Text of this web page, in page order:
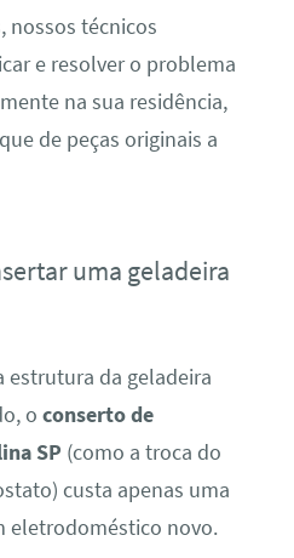
nossos técnicos
e resolver o problema
na sua residência,
de peças originais a
uma geladeira
estrutura da geladeira
o conserto de
SP (como a troca do
custa apenas uma
eletrodoméstico novo.